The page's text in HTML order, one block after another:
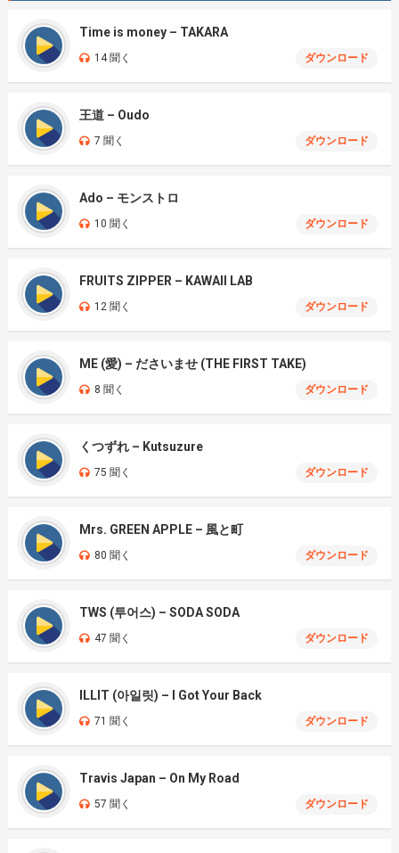
Time is money – TAKARA
14 聞く ダウンロード
王道 – Oudo
7 聞く ダウンロード
Ado – モンストロ
10 聞く ダウンロード
FRUITS ZIPPER – KAWAII LAB
12 聞く ダウンロード
ME (愛) – ださいませ (THE FIRST TAKE)
8 聞く ダウンロード
くつずれ – Kutsuzure
75 聞く ダウンロード
Mrs. GREEN APPLE – 風と町
80 聞く ダウンロード
TWS (투어스) – SODA SODA
47 聞く ダウンロード
ILLIT (아일릿) – I Got Your Back
71 聞く ダウンロード
Travis Japan – On My Road
57 聞く ダウンロード